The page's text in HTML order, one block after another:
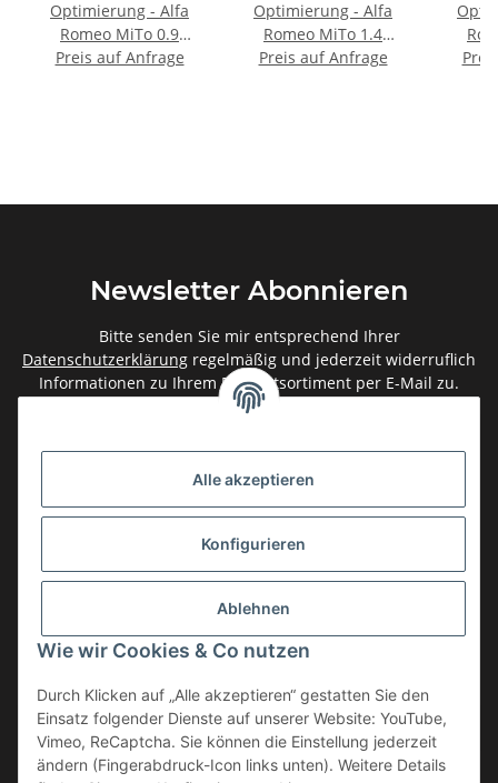
Alle akzeptieren
Konfigurieren
Ablehnen
Wie wir Cookies & Co nutzen
Durch Klicken auf „Alle akzeptieren“ gestatten Sie den
Einsatz folgender Dienste auf unserer Website: YouTube,
Vimeo, ReCaptcha. Sie können die Einstellung jederzeit
ändern (Fingerabdruck-Icon links unten). Weitere Details
Optimierung - Alfa
Romeo MiTo 0.9
Typ:955 [2. Facelift]
Preis auf Anfrage
Optimierung - Alfa
Romeo MiTo 1.4
Typ:955 [Facelift]
Preis auf Anfrage
Newsletter Abonnieren
Bitte senden Sie mir entsprechend Ihrer
Datenschutzerklärung regelmäßig und jederzeit widerruflich
Informationen zu Ihrem Produktsortiment per E-Mail zu.
Gesetzliche Informationen
Informationen
Service
Vertrag widerrufen
* Alle Preise inkl. gesetzlicher USt., zzgl.Versand